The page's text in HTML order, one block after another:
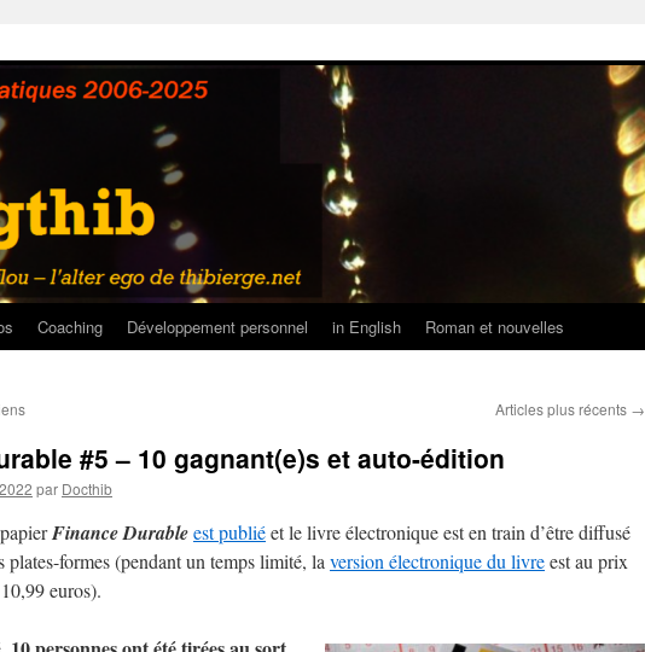
Coaching Développement personnel in English Roman et nouvelles
Articles plus récents →
#5 – 10 gagnant(e)s et auto-édition
par Docthib
Finance Durableest publiéet le livre électronique est en train d’être diffusé
plates-formes (pendant un temps limité, la version électronique du livreest au prix
euros).